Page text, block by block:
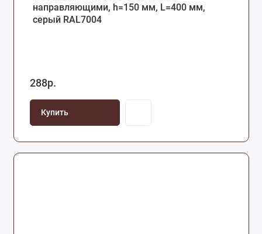
направляющими, h=150 мм, L=400 мм,
серый RAL7004
288р.
Купить